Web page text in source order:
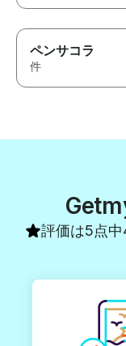
ペンサコラ
件
評価は5点中